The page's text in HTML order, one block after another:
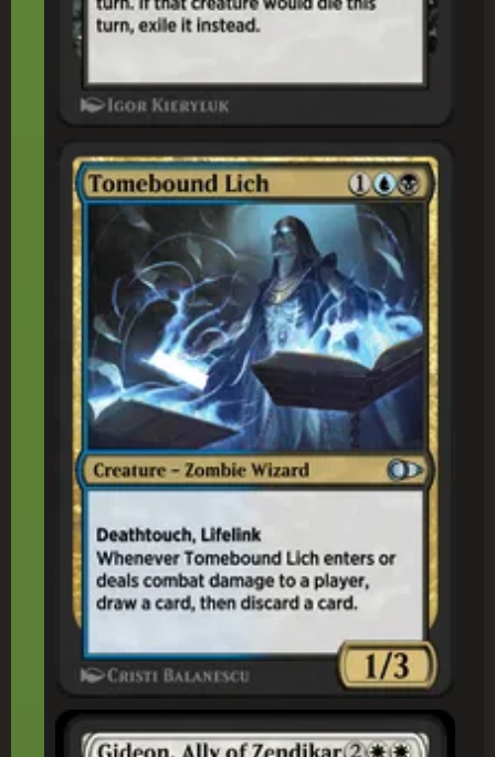
秘(ひ)本(ほん)綴(と)じのリッチ
ゼンディカーの同(どう)盟(めい)者(しゃ)、ギデオン